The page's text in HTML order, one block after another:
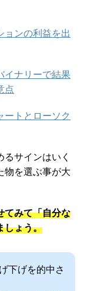
ョンの利益を出
イナリーで結果
点
ートとローソク
サインはいく
物を選ぶ事が大
てみて「自分な
しょう。
下げを的中さ